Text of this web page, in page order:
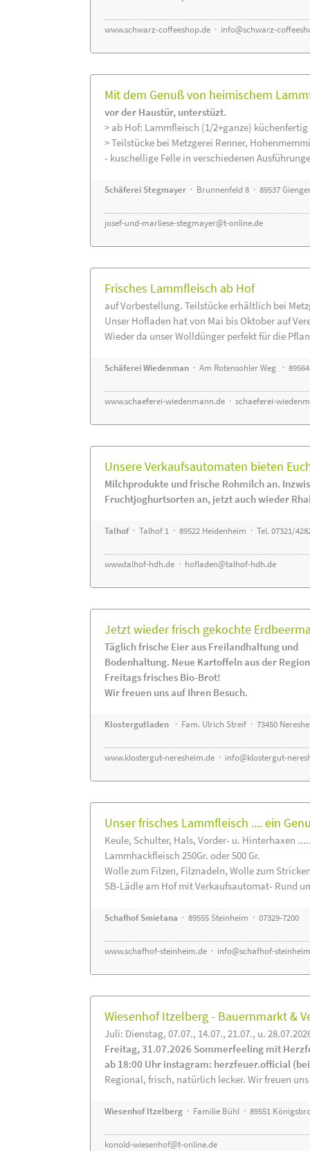
www.schwarz-coffeeshop.de · info@schwarz-
Mit dem Genuß von heimischem
vor der Haustür, unterstüzt.
> ab Hof: Lammfleisch (1/2+ganze)
> Teilstücke bei Metzgerei Renner,
- kuschellige Felle in verschiedenen
Schäferei Stegmayer · Brunnenfeld 8 · 89537
josef-und-marliese-stegmayer@t-online.de
Frisches Lammfleisch ab Hof
auf Vorbestellung. Teilstücke erhältlich bei
Unser Hofladen hat von Mai bis Oktober auf
Wieder da unser Wolldünger perfekt für die
Schäferei Wiedenman · Am Rotensohler Weg ·
www.schaeferei-wiedenmann.de · schaeferei-
Unsere Verkaufsautomaten bieten
Milchprodukte und frische Rohmilch an.
Fruchtjoghurtsorten an, jetzt auch wieder
Talhof· Talhof 1 · 89522 Heidenheim · Tel. 07321/
www.talhof-hdh.de · hofladen@talhof-hdh.de
Jetzt wieder frisch gekochte
Täglich frische Eier aus Freilandhaltung und
Bodenhaltung. Neue Kartoffeln aus der
Freitags frisches Bio-Brot!
Wir freuen uns auf Ihren Besuch.
Klostergutladen · Fam. Ulrich Streif · 73450
www.klostergut-neresheim.de · info@klostergut-
Unser frisches Lammfleisch .... ein
Keule, Schulter, Hals, Vorder- u. Hinterhaxen
Lammhackfleisch 250Gr. oder 500 Gr.
Wolle zum Filzen, Filznadeln, Wolle zum
SB-Lädle am Hof mit Verkaufsautomat- Rund
Schafhof Smietana · 89555 Steinheim · 07329-7200
www.schafhof-steinheim.de · info@schafhof-
Wiesenhof Itzelberg - Bauernmarkt &
Juli: Dienstag, 07.07., 14.07., 21.07., u.
Freitag, 31.07.2026 Sommerfeeling mit
ab 18:00 Uhr instagram: herzfeuer.official
Regional, frisch, natürlich lecker. Wir freuen
Wiesenhof Itzelberg · Familie Bühl · 89551
konold-wiesenhof@t-online.de